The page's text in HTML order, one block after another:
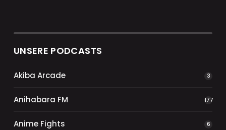
UNSERE PODCASTS
Akiba Arcade 3
Anihabara FM 177
Anime Fights 6